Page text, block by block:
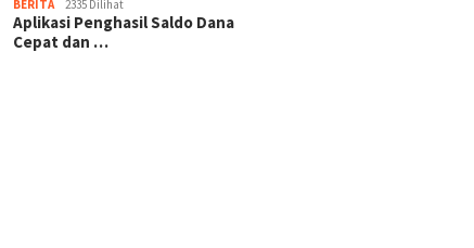
BERITA 2335 Dilihat
Aplikasi Penghasil Saldo Dana
Cepat dan …